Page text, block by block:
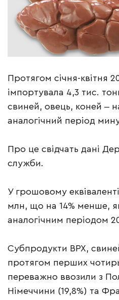
Протягом січня-квітня
імпортувала 4,3 тис.
свиней, овець, коней ‒
аналогічний період
Про це свідчать дані
служби.
У грошовому
млн, що на 14% менше,
аналогічним періодом
Субпродукти ВРХ,
протягом перших
переважно ввозили з
Німеччини (19,8%) та